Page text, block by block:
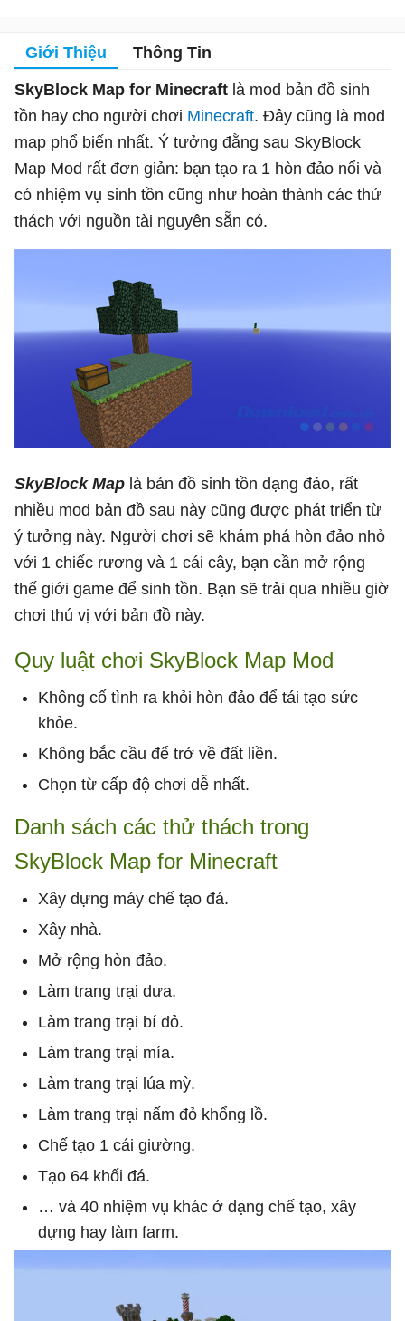
Giới Thiệu Thông Tin
SkyBlock Map for Minecraft là mod bản đồ sinh
tồn hay cho người chơi Minecraft. Đây cũng là mod
map phổ biến nhất. Ý tưởng đằng sau SkyBlock
Map Mod rất đơn giản: bạn tạo ra 1 hòn đảo nổi và
có nhiệm vụ sinh tồn cũng như hoàn thành các thử
thách với nguồn tài nguyên sẵn có.
SkyBlock Map là bản đồ sinh tồn dạng đảo, rất
nhiều mod bản đồ sau này cũng được phát triển từ
ý tưởng này. Người chơi sẽ khám phá hòn đảo nhỏ
với 1 chiếc rương và 1 cái cây, bạn cần mở rộng
thế giới game để sinh tồn. Bạn sẽ trải qua nhiều giờ
chơi thú vị với bản đồ này.
Quy luật chơi SkyBlock Map Mod
Không cố tình ra khỏi hòn đảo để tái tạo sức
khỏe.
Không bắc cầu để trở về đất liền.
Chọn từ cấp độ chơi dễ nhất.
Danh sách các thử thách trong
SkyBlock Map for Minecraft
Xây dựng máy chế tạo đá.
Xây nhà.
Mở rộng hòn đảo.
Làm trang trại dưa.
Làm trang trại bí đỏ.
Làm trang trại mía.
Làm trang trại lúa mỳ.
Làm trang trại nấm đỏ khổng lồ.
Chế tạo 1 cái giường.
Tạo 64 khối đá.
… và 40 nhiệm vụ khác ở dạng chế tạo, xây
dựng hay làm farm.